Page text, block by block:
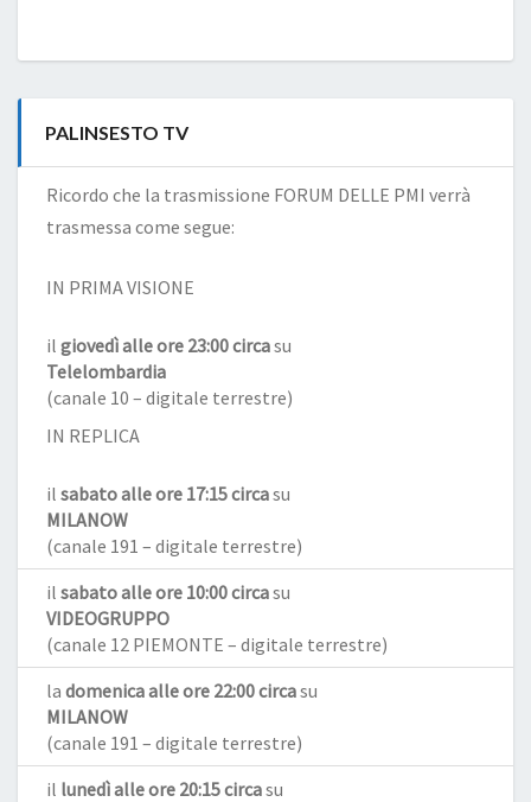
PALINSESTO TV
Ricordo che la trasmissione FORUM DELLE PMI verrà
trasmessa come segue:
IN PRIMA VISIONE
il giovedì alle ore 23:00 circasu
Telelombardia
(canale 10 – digitale terrestre)
IN REPLICA
il sabato alle ore 17:15 circasu
MILANOW
(canale 191 – digitale terrestre)
il sabato alle ore 10:00 circasu
VIDEOGRUPPO
(canale 12 PIEMONTE – digitale terrestre)
la domenica alle ore 22:00 circasu
MILANOW
(canale 191 – digitale terrestre)
il lunedì alle ore 20:15 circasu